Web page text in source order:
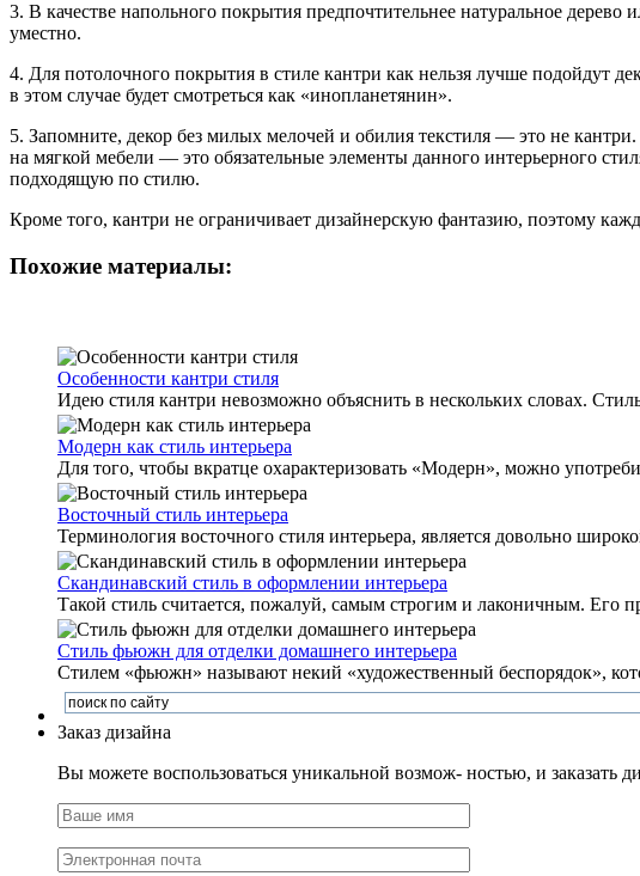
3. В качестве напольного покрытия предпочтительнее натуральное
уместно.
4. Для потолочного покрытия в стиле кантри как нельзя лучше подойдут
в этом случае будет смотреться как «инопланетянин».
5. Запомните, декор без милых мелочей и обилия текстиля — это не
на мягкой мебели — это обязательные элементы данного интерьерного
подходящую по стилю.
Кроме того, кантри не ограничивает дизайнерскую фантазию, поэтому
Похожие материалы:
Особенности кантри стиля
Идею стиля кантри невозможно объяснить в нескольких словах.
Модерн как стиль интерьера
Для того, чтобы вкратце охарактеризовать «Модерн», можно
Восточный стиль интерьера
Терминология восточного стиля интерьера, является довольно
Скандинавский стиль в оформлении интерьера
Такой стиль считается, пожалуй, самым строгим и лаконичным. Его
Стиль фьюжн для отделки домашнего интерьера
Стилем «фьюжн» называют некий «художественный беспорядок»,
Заказ дизайна
Вы можете воспользоваться уникальной возмож- ностью, и заказать